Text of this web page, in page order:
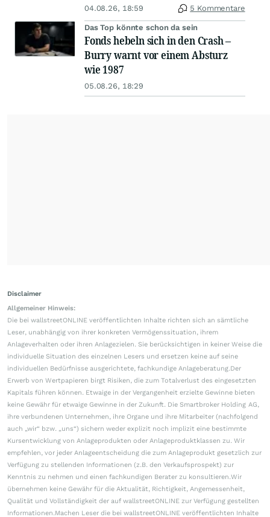
04.08.26, 18:59 5 Kommentare
Das Top könnte schon da sein
Fonds hebeln sich in den Crash –
Burry warnt vor einem Absturz
wie 1987
05.08.26, 18:29
Disclaimer
Allgemeiner Hinweis:
Die bei wallstreetONLINE veröffentlichten Inhalte richten sich an sämtliche
Leser, unabhängig von ihrer konkreten Vermögenssituation, ihrem
Anlageverhalten oder ihren Anlagezielen. Sie berücksichtigen in keiner Weise die
individuelle Situation des einzelnen Lesers und ersetzen keine auf seine
individuellen Bedürfnisse ausgerichtete, fachkundige Anlageberatung.Der
Erwerb von Wertpapieren birgt Risiken, die zum Totalverlust des eingesetzten
Kapitals führen können. Etwaige in der Vergangenheit erzielte Gewinne bieten
keine Gewähr für etwaige Gewinne in der Zukunft. Die Smartbroker Holding AG,
ihre verbundenen Unternehmen, ihre Organe und ihre Mitarbeiter (nachfolgend
auch „wir“ bzw. „uns“) sichern weder explizit noch implizit eine bestimmte
Kursentwicklung von Anlageprodukten oder Anlageproduktklassen zu. Wir
empfehlen, vor jeder Anlageentscheidung die zum Anlageprodukt gesetzlich zur
Verfügung zu stellenden Informationen (z.B. den Verkaufsprospekt) zur
Kenntnis zu nehmen und einen fachkundigen Berater zu konsultieren.Wir
übernehmen keine Gewähr für die Aktualität, Richtigkeit, Angemessenheit,
Qualität und Vollständigkeit der auf wallstreetONLINE zur Verfügung gestellten
Informationen.Machen Leser die bei wallstreetONLINE veröffentlichten Inhalte